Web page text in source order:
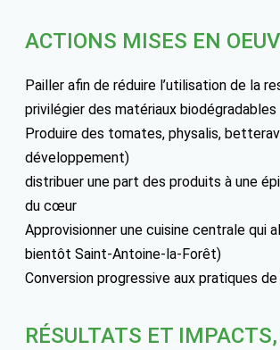
ACTIONS MISES EN
Pailler afin de réduire l’utilisation de la
privilégier des matériaux biodégradables
Produire des tomates, physalis,
développement)
distribuer une part des produits à une
du cœur
Approvisionner une cuisine centrale
bientôt Saint-Antoine-la-Forêt)
Conversion progressive aux pratiques
RÉSULTATS ET